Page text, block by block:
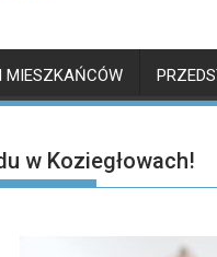
MIESZKAŃCÓW
w Koziegłowach!